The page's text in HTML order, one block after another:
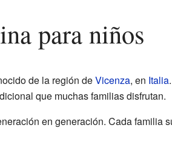
para niños
de la región deVicenza, en Italia
que muchas familias disfrutan.
en generación. Cada familia